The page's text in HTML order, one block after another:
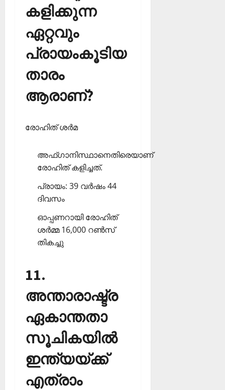
കളിക്കുന്ന
ഏറ്റവും
പ്രായംകൂടിയ
താരം
ആരാണ്?
രോഹിത് ശര്‍മ
അഫ്ഗാനിസ്ഥാനെതിരെയാണ്
രോഹിത് കളിച്ചത്.
പ്രായം: 39 വര്‍ഷം 44
ദിവസം
ഓപ്പണറായി രോഹിത്
ശര്‍മ്മ 16,000 റണ്‍സ്
തികച്ചു
11.
അന്താരാഷ്ട്ര
ഏകാന്തതാ
സൂചികയില്‍
ഇന്ത്യയ്ക്ക്
എത്രാം